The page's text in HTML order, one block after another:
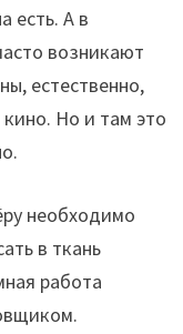
есть. А в
возникают
естественно,
Но и там это
необходимо
в ткань
работа